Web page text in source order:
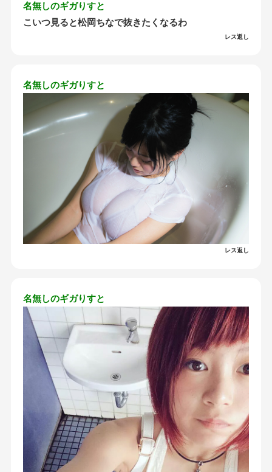
名無しのギガりすと
こいつ見ると松岡ちなで抜きたくなるわ
レス返し
名無しのギガりすと
レス返し
名無しのギガりすと